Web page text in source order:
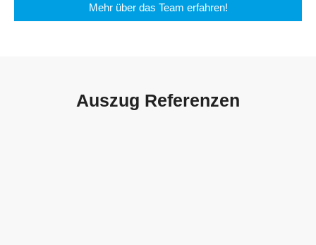
Mehr über das Team erfahren!
Auszug Referenzen